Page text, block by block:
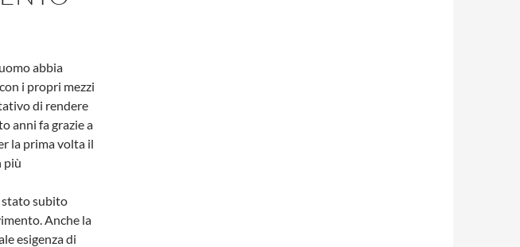
abbia
i propri mezzi
di rendere
anni fa grazie a
la prima volta il
più
stato subito
Anche la
esigenza di